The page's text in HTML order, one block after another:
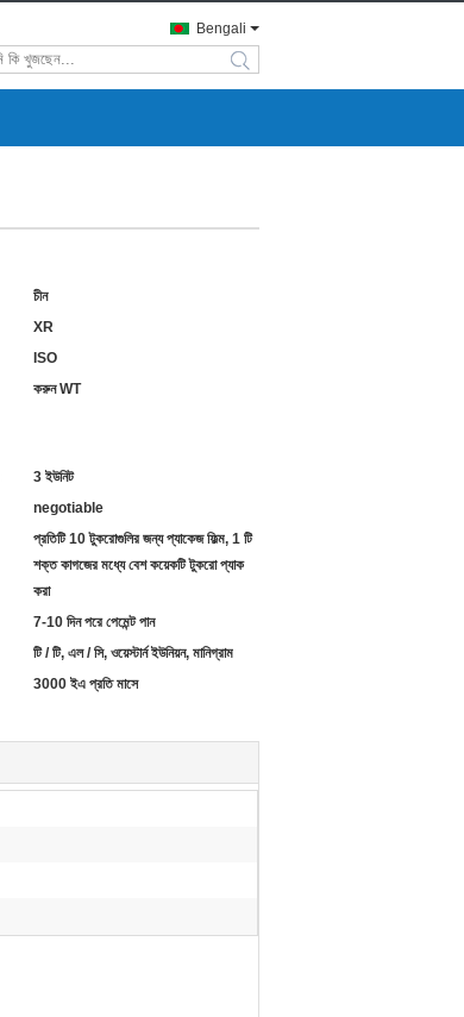
Bengali
search
চীন
XR
ISO
করুন WT
3 ইউনিট
negotiable
প্রতিটি 10 ​​টুকরোগুলির জন্য প্যাকেজ ফিল্ম, 1 টি
শক্ত কাগজের মধ্যে বেশ কয়েকটি টুকরো প্যাক
করা
7-10 দিন পরে পেমেন্ট পান
টি / টি, এল / সি, ওয়েস্টার্ন ইউনিয়ন, মানিগ্রাম
3000 ইএ প্রতি মাসে